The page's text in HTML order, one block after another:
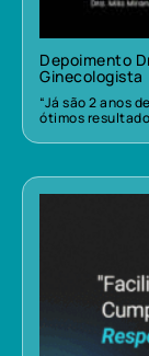
Depoimento
Ginecologista
“Já são 2 anos
ótimos